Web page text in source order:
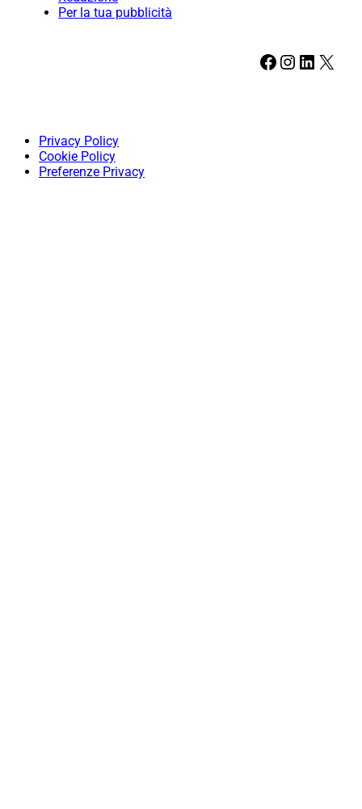
Per la tua pubblicità
Facebook Instagram LinkedIn X
Privacy Policy
Cookie Policy
Preferenze Privacy